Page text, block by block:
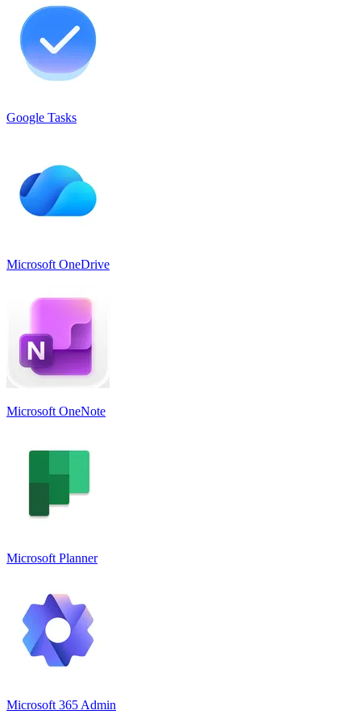
Google Tasks
Microsoft OneDrive
Microsoft OneNote
Microsoft Planner
Microsoft 365 Admin